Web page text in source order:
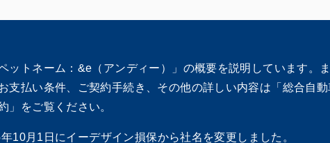
ットネーム：&e（アンディー）」の概要を説明しています。
支払い条件、ご契約手続き、その他の詳しい内容は「総合自
」をご覧ください。
10月1日にイーデザイン損保から社名を変更しました。